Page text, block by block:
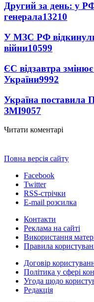
Другий за день: у
генерала13210
У МЗС РФ
війни10599
ЄС відзавтра
України9992
Україна поставила
ЗМІ9057
Читати коментарі
Повна версія сайту
Facebook
Twitter
RSS-стрічки
E-mail розсилка
Контакти
Реклама на сайті
Використання
Правила
Договір
Політика у сфері
Угода щодо
Редакція